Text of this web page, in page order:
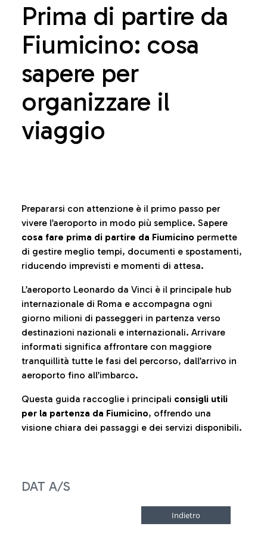
Prima di partire da
Fiumicino: cosa
sapere per
organizzare il
viaggio
Prepararsi con attenzione è il primo passo per
vivere l’aeroporto in modo più semplice. Sapere
cosa fare prima di partire da Fiumicino permette
di gestire meglio tempi, documenti e spostamenti,
riducendo imprevisti e momenti di attesa.
L’aeroporto Leonardo da Vinci è il principale hub
internazionale di Roma e accompagna ogni
giorno milioni di passeggeri in partenza verso
destinazioni nazionali e internazionali. Arrivare
informati significa affrontare con maggiore
tranquillità tutte le fasi del percorso, dall’arrivo in
aeroporto fino all’imbarco.
Questa guida raccoglie i principali consigli utili
per la partenza da Fiumicino, offrendo una
visione chiara dei passaggi e dei servizi disponibili.
DAT A/S